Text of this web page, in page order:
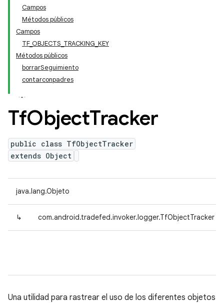
Campos
Métodos públicos
Campos
TF_OBJECTS_TRACKING_KEY
Métodos públicos
borrarSeguimiento
contarconpadres
TfObjectTracker
public class TfObjectTracker
extends Object
java.lang.Objeto
↳ com.android.tradefed.invoker.logger.TfObjectTracker
Una utilidad para rastrear el uso de los diferentes objetos